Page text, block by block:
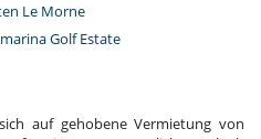
Le Morne
Golf Estate
auf gehobene Vermietung von